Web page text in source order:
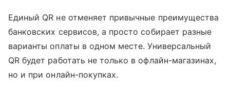
Единый QR не отменяет привычные преимущества
банковских сервисов, а просто собирает разные
варианты оплаты в одном месте. Универсальный
QR будет работать не только в офлайн-магазинах,
но и при онлайн-покупках.